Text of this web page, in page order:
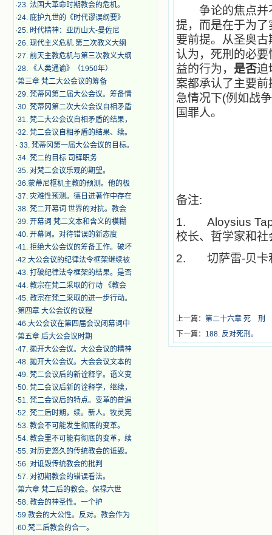
·23. 法国大革命时期教会的危机。
·24. 庇护九世的《时代谬误纲要》
·25. 时代精神：亚历山大-曼佐尼
·26. 现代主义危机 第二次教义大纲
·27. 前天主教危机与第三次教义大纲
·28. 《人类通谕》（1950年）
·第三章 梵二大公会议的筹备
·29. 梵蒂冈第二届大公会议。筹备情
·30. 梵蒂冈第二次大公会议自相矛盾
·31. 梵二大公会议自相矛盾的结果，
·32. 梵二会议自相矛盾的结果、续。
· 33. 梵蒂冈第一届大公会议的目标。
·34. 梵二的目标 司铎职务
·35. 对梵二会议乐观的期望。
·36.蒙蒂尼枢机主教的预测。他的极
·37. 灾难性预测。德日进著作中存在
·38. 梵二开幕词 世界的对抗。教会
·39. 开幕词 梵二文本和含义的模糊
·40. 开幕词。对待错误的新态度
·41. 拒绝大公会议的筹备工作。破坏
·42.大公会议的纪律法令框架继续被
·43. 打破纪律法令框架的结果。是否
·44. 教宗在梵二采取的行动 《教会
·45. 教宗在梵二采取的进一步行动。
·第四章 大公会议的议程
·46.大公会议在第四届会议闭幕词中
·第五章 后大公会议时期
·47. 拋开大公会议。大公会议的精神
·48. 拋开大公会议。大会会议文本的
·49. 梵二会议后的新诠释学。语义变
·50. 梵二会议后新的诠释学，继续，
·51. 梵二会议后的特点。变革的普遍
·52. 梵二后时期，续。新人。牧灵宪
·53. 教会不可能发生彻底的变革。
·54. 教会里不可能有彻底的变革，续
·55. 对历史悠久的传统教会的诋毁。
·56. 对诋毁传统教会的批判
·57. 对初期教会的错误看法。
·第六章 梵二后的教会。保禄六世
·​58. 教会的神圣性。一个护
·59.教会的大公性。反对。教会作为
·60.梵二后教会的合一。
争论的焦点并
提，而是在于为
要前提。从圣奥
认为，死刑的必
益的行为， 是否迫
案都承认了主要
急情况下(例如战
国罪人。
备注:
1. Aloysius
校长、哲学家和社
2. 切萨雷-贝
上一篇： 第二十六章 死 刑
下一篇： 188. 反对死刑。